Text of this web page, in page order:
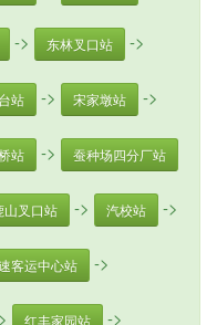
-> 东林叉口站 ->
站 -> 宋家墩站 ->
站 -> 蚕种场四分厂站
山叉口站 -> 汽校站 ->
客运中心站 ->
红丰家园站 ->